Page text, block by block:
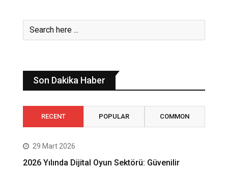
Son Dakika Haber
RECENT POPULAR COMMON
29 Mart 2026
2026 Yılında Dijital Oyun Sektörü: Güvenilir